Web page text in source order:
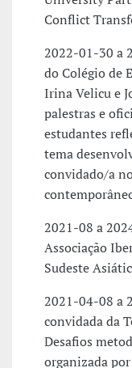
Conflict
2022-01-30 a
do Colégio de
Irina Velicu e
palestras e
estudantes
tema
convidado/a
2021-08 a
Associação
Sudeste
2021-04-08 a
convidada da
Desafios
organizada